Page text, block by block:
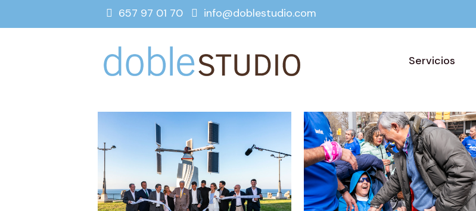
657 97 01 70 info@doblestudio.com
Servicios